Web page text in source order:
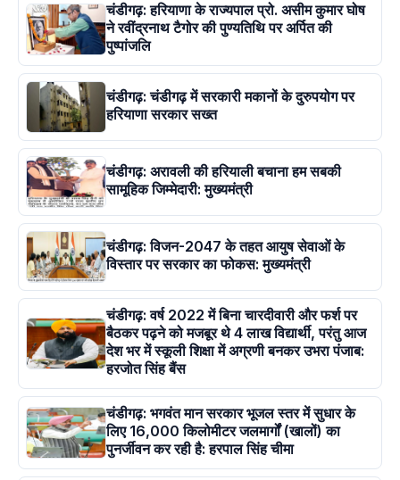
चंडीगढ़: हरियाणा के राज्यपाल प्रो. असीम कुमार घोष
ने रवींद्रनाथ टैगोर की पुण्यतिथि पर अर्पित की
पुष्पांजलि
चंडीगढ़: चंडीगढ़ में सरकारी मकानों के दुरुपयोग पर
हरियाणा सरकार सख्त
चंडीगढ़: अरावली की हरियाली बचाना हम सबकी
सामूहिक जिम्मेदारी: मुख्यमंत्री
चंडीगढ़: विजन-2047 के तहत आयुष सेवाओं के
विस्तार पर सरकार का फोकस: मुख्यमंत्री
चंडीगढ़: वर्ष 2022 में बिना चारदीवारी और फर्श पर
बैठकर पढ़ने को मजबूर थे 4 लाख विद्यार्थी, परंतु आज
देश भर में स्कूली शिक्षा में अग्रणी बनकर उभरा पंजाब:
हरजोत सिंह बैंस
चंडीगढ़: भगवंत मान सरकार भूजल स्तर में सुधार के
लिए 16,000 किलोमीटर जलमार्गों (खालों) का
पुनर्जीवन कर रही है: हरपाल सिंह चीमा